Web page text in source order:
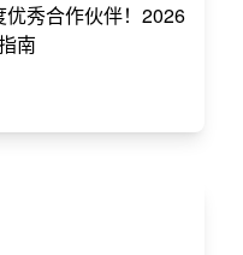
秀合作伙伴！2026
南